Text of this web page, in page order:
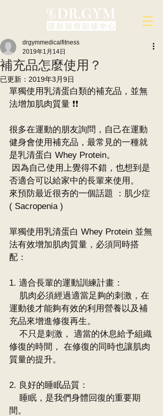
補充品怎麼使用？
drgymmedicalfitness
2019年1月14日
已更新： 2019年3月9日
單獨使用乳清蛋白類的補充品，並無
法增加肌肉質量 ❗️❗️
很多在運動的朋友詢問，自己在運動
健身會使用補充品，最常見的一種就
是乳清蛋白 Whey Protein。
否適合可以給家中的長輩來使用。
來預防最近很夯的一個話題 ：肌少症
( Sacropenia )
單獨使用乳清蛋白 Whey Protein 並無
法有效增加肌肉質量，必須同時搭
配：
1. 適合長輩的運動訓練計畫：
運動後才能夠有效的利用營養以及補
充品來增進修復再生。
修復的時間， 在修復的同時也讓肌肉
質量的提升。
2. 良好的睡眠品質：
間。